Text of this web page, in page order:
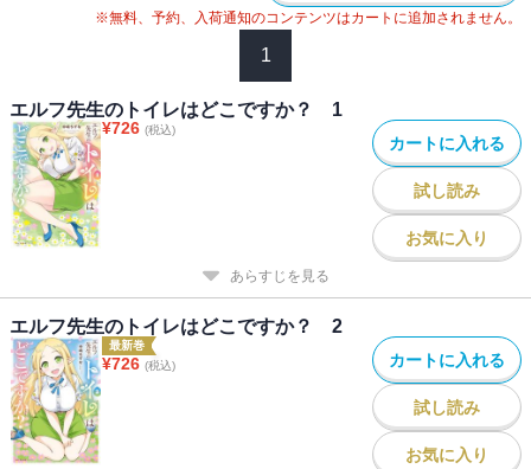
※無料、予約、入荷通知のコンテンツはカートに追加されません。
1
エルフ先生のトイレはどこですか？ 1
¥726 (税込)
カートに入れる
試し読み
お気に入り
あらすじを見る
エルフ先生のトイレはどこですか？ 2
最新巻
¥726 (税込) カートに入れる
試し読み
お気に入り